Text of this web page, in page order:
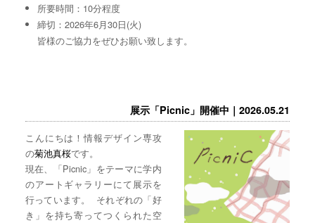
所要時間：10分程度
締切：2026年6月30日(火)
皆様のご協力をぜひお願い致します。
展示「Picnic」開催中｜2026.05.21
こんにちは！情報デザイン専攻
の菊池真桜です。
現在、「Picnic」をテーマに学内
のアートギャラリーにて展示を
行っています。 それぞれの「好
き」を持ち寄ってつくられた空